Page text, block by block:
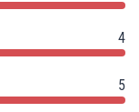
4
5